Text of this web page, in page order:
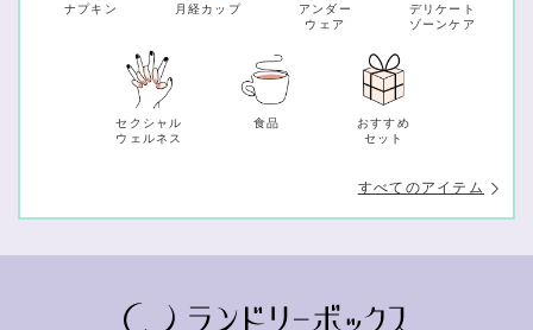
ナプキン 月経カップ
アンダー
ウェア
デリケート
ゾーンケア
セクシャル
ウェルネス
食品
おすすめ
セット
すべてのアイテム